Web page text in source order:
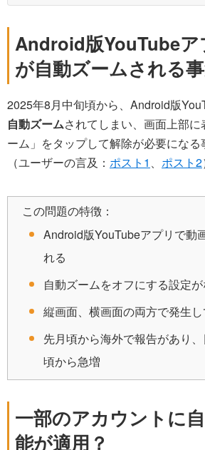
Android版YouTubeア
が自動ズームされる
2025年8月中旬頃から、Android版
自動ズームされてしまい、画面上部
ーム」をタップして解除が必要にな
（ユーザーの言及： ポスト1 、 ポスト2
この問題の特徴：
Android版YouTubeアプリで動
れる
自動ズームをオフにする設定
縦画面、横画面の両方で発生
先月頃から海外で報告があり
頃から急増
一部のアカウントに
能が適用？